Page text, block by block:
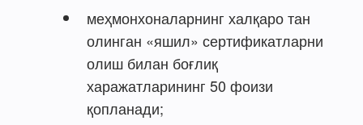
меҳмонхоналарнинг халқаро тан
олинган «яшил» сертификатларни
олиш билан боғлиқ
харажатларининг 50 фоизи
қопланади;